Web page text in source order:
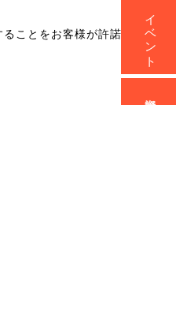
ことをお客様が許諾したもの
イベント